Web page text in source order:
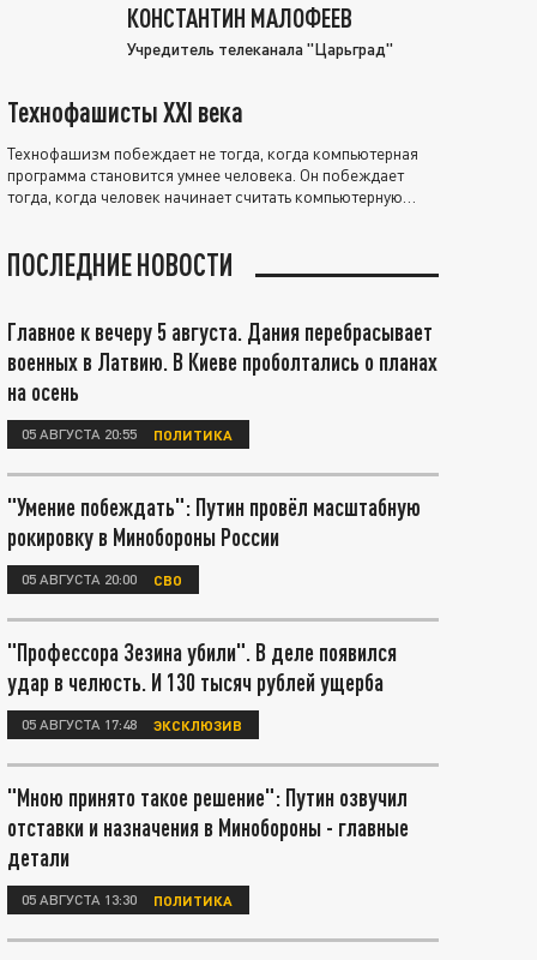
КОНСТАНТИН МАЛОФЕЕВ
Учредитель телеканала "Царьград"
Технофашисты XXI века
Технофашизм побеждает не тогда, когда компьютерная
программа становится умнее человека. Он побеждает
тогда, когда человек начинает считать компьютерную
ПОСЛЕДНИЕ НОВОСТИ
Главное к вечеру 5 августа. Дания перебрасывает
военных в Латвию. В Киеве проболтались о планах
на осень
05 АВГУСТА 20:55 ПОЛИТИКА
"Умение побеждать": Путин провёл масштабную
рокировку в Минобороны России
05 АВГУСТА 20:00 СВО
"Профессора Зезина убили". В деле появился
удар в челюсть. И 130 тысяч рублей ущерба
05 АВГУСТА 17:48 ЭКСКЛЮЗИВ
"Мною принято такое решение": Путин озвучил
отставки и назначения в Минобороны - главные
детали
05 АВГУСТА 13:30 ПОЛИТИКА